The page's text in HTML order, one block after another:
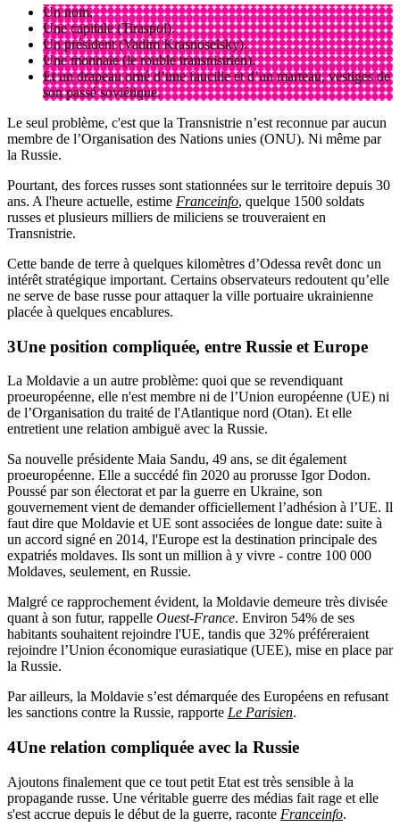
Un nom.
Une capitale (Tiraspol).
Un président (Vadim Krasnoselsky).
Une monnaie (le rouble transnistrien).
Et un drapeau orné d’une faucille et d’un marteau, vestiges de
son passé soviétique.
Le seul problème, c'est que la Transnistrie n’est reconnue par aucun
membre de l’Organisation des Nations unies (ONU). Ni même par
la Russie.
Pourtant, des forces russes sont stationnées sur le territoire depuis 30
ans. A l'heure actuelle, estime Franceinfo, quelque 1500 soldats
russes et plusieurs milliers de miliciens se trouveraient en
Transnistrie.
Cette bande de terre à quelques kilomètres d’Odessa revêt donc un
intérêt stratégique important. Certains observateurs redoutent qu’elle
ne serve de base russe pour attaquer la ville portuaire ukrainienne
placée à quelques encablures.
Une position compliquée, entre Russie et Europe
La Moldavie a un autre problème: quoi que se revendiquant
proeuropéenne, elle n'est membre ni de l’Union européenne (UE) ni
de l’Organisation du traité de l'Atlantique nord (Otan). Et elle
entretient une relation ambiguë avec la Russie.
Sa nouvelle présidente Maia Sandu, 49 ans, se dit également
proeuropéenne. Elle a succédé fin 2020 au prorusse Igor Dodon.
Poussé par son électorat et par la guerre en Ukraine, son
gouvernement vient de demander officiellement l’adhésion à l’UE. Il
faut dire que Moldavie et UE sont associées de longue date: suite à
un accord signé en 2014, l'Europe est la destination principale des
expatriés moldaves. Ils sont un million à y vivre - contre 100 000
Moldaves, seulement, en Russie.
Malgré ce rapprochement évident, la Moldavie demeure très divisée
quant à son futur, rappelle Ouest-France. Environ 54% de ses
habitants souhaitent rejoindre l'UE, tandis que 32% préféreraient
rejoindre l’Union économique eurasiatique (UEE), mise en place par
la Russie.
Par ailleurs, la Moldavie s’est démarquée des Européens en refusant
les sanctions contre la Russie, rapporte Le Parisien.
Une relation compliquée avec la Russie
Ajoutons finalement que ce tout petit Etat est très sensible à la
propagande russe. Une véritable guerre des médias fait rage et elle
s'est accrue depuis le début de la guerre, raconte Franceinfo.